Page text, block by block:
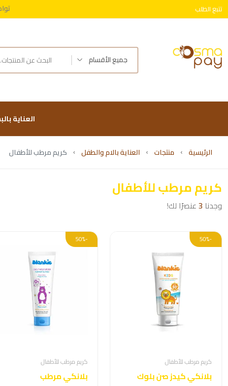
تتبع الطلب
توصيل
جميع الأقسام
العناية
الرئيسية منتجات العناية بالام والطفل كريم مرطب للأطفال
كريم مرطب للأطفال
وجدنا 3عنصرًا لك!
-50%
كريم مرطب للأطفال
بلانكي كيدز صن بلوك
-50%
كريم مرطب للأطفال
بلانكي مرطب